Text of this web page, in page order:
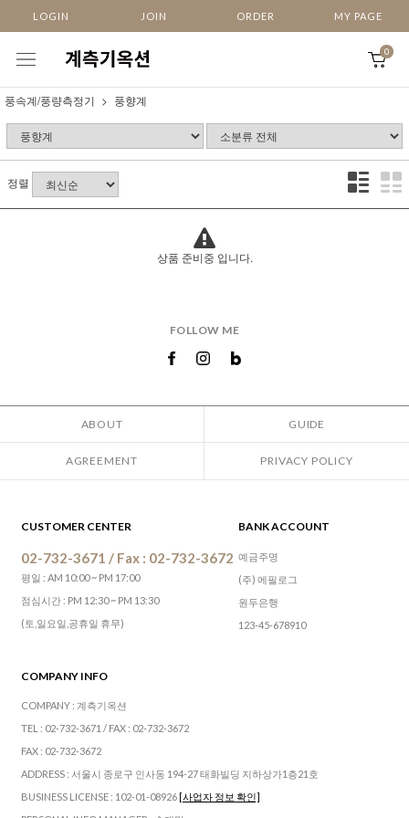
LOGIN JOIN ORDER MY PAGE
0
풍속계/풍량측정기 풍향계
정렬
상품 준비중 입니다.
FOLLOW ME
ABOUT GUIDE
AGREEMENT PRIVACY POLICY
CUSTOMER CENTER
02-732-3671 / Fax : 02-732-3672
평일 : AM 10:00 ~ PM 17:00
점심시간 : PM 12:30 ~ PM 13:30
(토,일요일,공휴일 휴무)
BANK ACCOUNT
예금주명
(주) 에필로그
원두은행
123-45-678910
COMPANY INFO
COMPANY : 계측기옥션
TEL : 02-732-3671 / FAX : 02-732-3672
FAX : 02-732-3672
ADDRESS : 서울시 종로구 인사동 194-27 태화빌딩 지하상가1층21호
BUSINESS LICENSE : 102-01-08926[사업자 정보 확인]